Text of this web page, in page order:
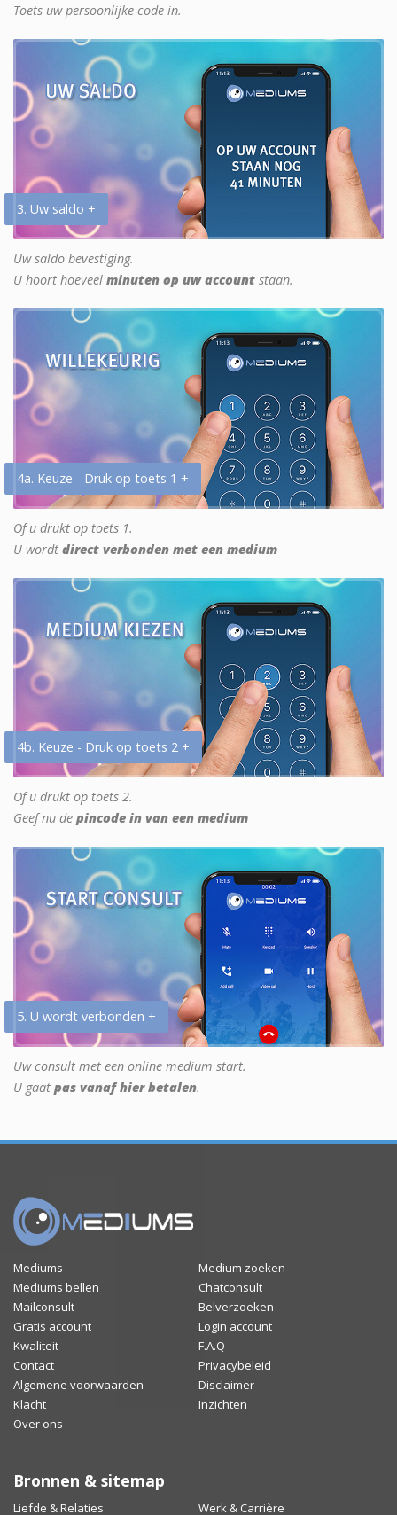
Toets uw persoonlijke code in.
3. Uw saldo +
Uw saldo bevestiging.
U hoort hoeveel minuten op uw account staan.
4a. Keuze - Druk op toets 1 +
Of u drukt op toets 1.
U wordt direct verbonden met een medium
4b. Keuze - Druk op toets 2 +
Of u drukt op toets 2.
Geef nu de pincode in van een medium
5. U wordt verbonden +
Uw consult met een online medium start.
U gaat pas vanaf hier betalen.
Mediums
Medium zoeken
Mediums bellen
Chatconsult
Mailconsult
Belverzoeken
Gratis account
Login account
Kwaliteit
F.A.Q
Contact
Privacybeleid
Algemene voorwaarden
Disclaimer
Klacht
Inzichten
Over ons
Bronnen & sitemap
Liefde & Relaties Werk & Carrière